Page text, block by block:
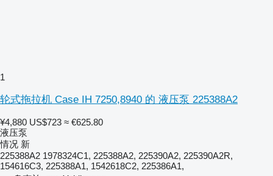
1
轮式拖拉机 Case IH 7250,8940 的 液压泵 225388A2
¥4,880 US$723 ≈ €625.80
液压泵
情况 新
225388A2 1978324C1, 225388A2, 225390A2, 225390A2R,
154616C3, 225388A1, 1542618C2, 225386A1,